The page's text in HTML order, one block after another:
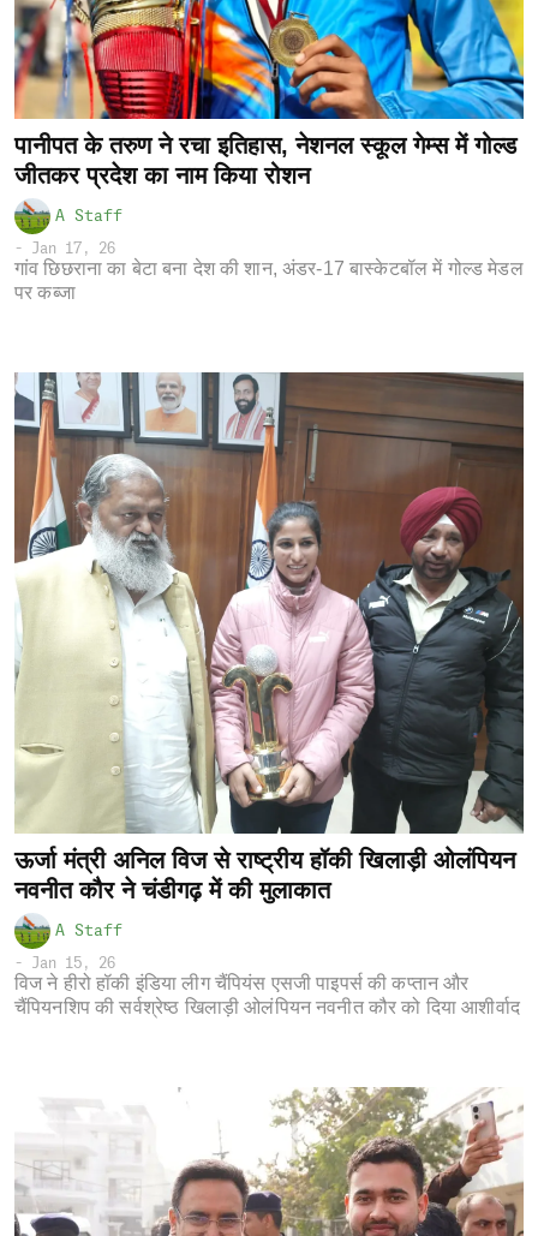
पानीपत के तरुण ने रचा इतिहास, नेशनल स्कूल गेम्स में गोल्ड
जीतकर प्रदेश का नाम किया रोशन
A Staff
- Jan 17, 26
गांव छिछराना का बेटा बना देश की शान, अंडर-17 बास्केटबॉल में गोल्ड मेडल
पर कब्जा
ऊर्जा मंत्री अनिल विज से राष्ट्रीय हॉकी खिलाड़ी ओलंपियन
नवनीत कौर ने चंडीगढ़ में की मुलाकात
A Staff
- Jan 15, 26
विज ने हीरो हॉकी इंडिया लीग चैंपियंस एसजी पाइपर्स की कप्तान और
चैंपियनशिप की सर्वश्रेष्ठ खिलाड़ी ओलंपियन नवनीत कौर को दिया आशीर्वाद